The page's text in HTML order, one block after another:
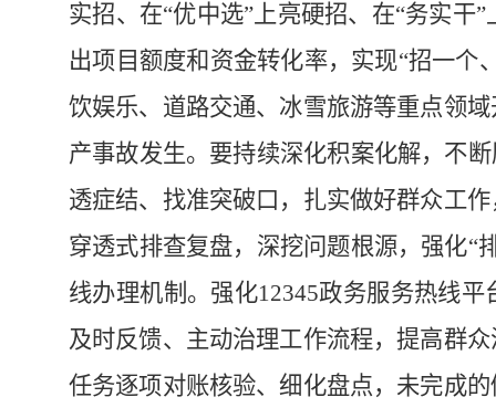
实招、在“优中选”上亮硬招、在“务实干
出项目额度和资金转化率，实现“招一个
饮娱乐、道路交通、冰雪旅游等重点领
产事故发生。要持续深化积案化解，不
透症结、找准突破口，扎实做好群众工
穿透式排查复盘，深挖问题根源，强化
线办理机制。强化12345政务服务热线
及时反馈、主动治理工作流程，提高群
任务逐项对账核验、细化盘点，未完成